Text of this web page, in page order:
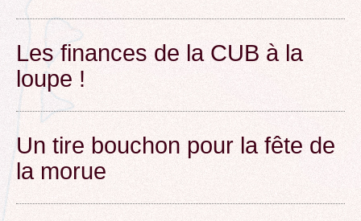
Les finances de la CUB à la
loupe !
Un tire bouchon pour la fête de
la morue